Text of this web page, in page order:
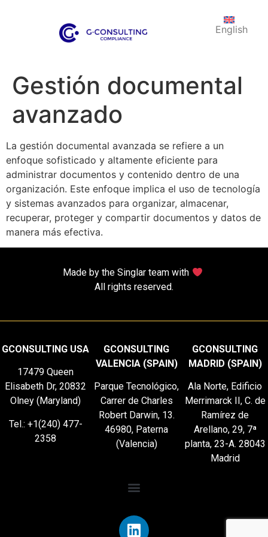
English
Gestión documental
avanzado
La gestión documental avanzada se refiere a un
enfoque sofisticado y altamente eficiente para
administrar documentos y contenido dentro de una
organización. Este enfoque implica el uso de tecnología
y sistemas avanzados para organizar, almacenar,
recuperar, proteger y compartir documentos y datos de
manera más efectiva.
Made by the Singlar team with
All rights reserved.
GCONSULTING USA
17479 Queen
Elisabeth Dr, 20832
Olney (Maryland)
Tel.: +1(240) 477-
2358
GCONSULTING
VALENCIA (SPAIN)
Parque Tecnológico,
Carrer de Charles
Robert Darwin, 13.
46980, Paterna
(Valencia)
GCONSULTING
MADRID (SPAIN)
Ala Norte, Edificio
Merrimarck II, C. de
Ramírez de
Arellano, 29, 7ª
planta, 23-A. 28043
Madrid